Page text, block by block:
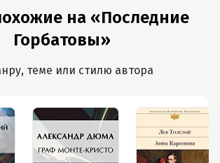
на «Последние
Горбатовы»
теме или стилю автора